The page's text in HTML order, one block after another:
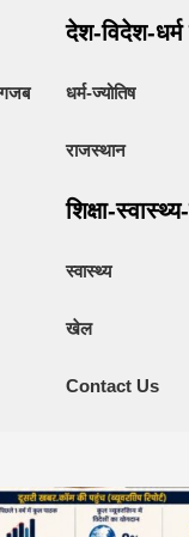
देश-विदेश-धर्म
धर्म-ज्योतिष
राजस्थान
शिक्षा-
स्वास्थ्य
खेल
Contact Us